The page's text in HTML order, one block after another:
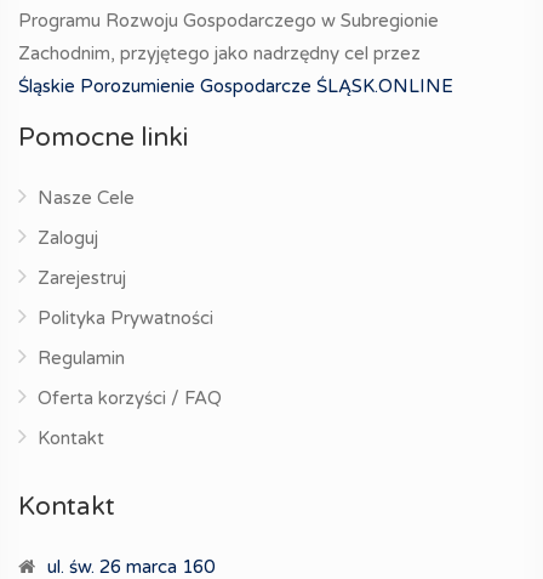
Programu Rozwoju Gospodarczego w Subregionie
Zachodnim, przyjętego jako nadrzędny cel przez
Śląskie Porozumienie Gospodarcze ŚLĄSK.ONLINE
Pomocne linki
Nasze Cele
Zaloguj
Zarejestruj
Polityka Prywatności
Regulamin
Oferta korzyści / FAQ
Kontakt
Kontakt
ul. św. 26 marca 160